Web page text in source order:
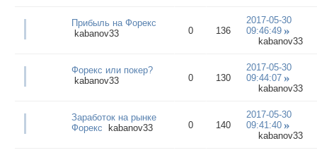
Прибыль на Форекс
kabanov33
0 136
2017-05-30
09:46:49
kabanov33
Форекс или покер?
kabanov33
0 130
2017-05-30
09:44:07
kabanov33
Заработок на рынке
Форекс kabanov33 0 140
2017-05-30
09:41:40
kabanov33